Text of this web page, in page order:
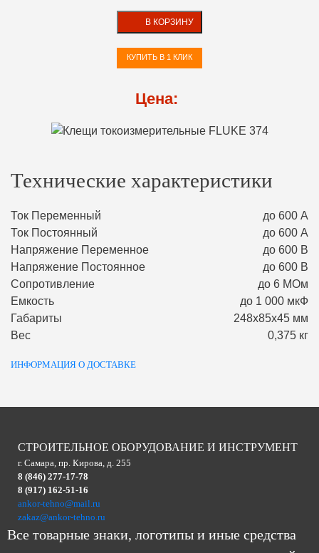
В КОРЗИНУ
КУПИТЬ В 1 КЛИК
Цена:
Технические характеристики
Ток Переменный
до 600 А
Ток Постоянный
до 600 А
Напряжение Переменное
до 600 В
Напряжение Постоянное
до 600 В
Сопротивление
до 6 МОм
Емкость
до 1 000 мкФ
Габариты
248х85х45 мм
Вес
0,375 кг
ИНФОРМАЦИЯ О ДОСТАВКЕ
СТРОИТЕЛЬНОЕ ОБОРУДОВАНИЕ И ИНСТРУМЕНТ
г. Самара, пр. Кирова, д. 255
8 (846) 277-17-78
8 (917) 162-51-16
ankor-tehno@mail.ru
zakaz@ankor-tehno.ru
Все товарные знаки, логотипы и иные средства